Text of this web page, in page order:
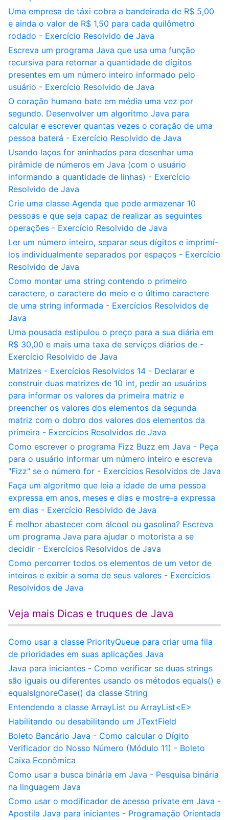
Uma empresa de táxi cobra a bandeirada de R$ 5,00
e ainda o valor de R$ 1,50 para cada quilômetro
rodado - Exercício Resolvido de Java
Escreva um programa Java que usa uma função
recursiva para retornar a quantidade de dígitos
presentes em um número inteiro informado pelo
usuário - Exercício Resolvido de Java
O coração humano bate em média uma vez por
segundo. Desenvolver um algoritmo Java para
calcular e escrever quantas vezes o coração de uma
pessoa baterá - Exercício Resolvido de Java
Usando laços for aninhados para desenhar uma
pirâmide de números em Java (com o usuário
informando a quantidade de linhas) - Exercício
Resolvido de Java
Crie uma classe Agenda que pode armazenar 10
pessoas e que seja capaz de realizar as seguintes
operações - Exercício Resolvido de Java
Ler um número inteiro, separar seus dígitos e imprimí-
los individualmente separados por espaços - Exercício
Resolvido de Java
Como montar uma string contendo o primeiro
caractere, o caractere do meio e o último caractere
de uma string informada - Exercícios Resolvidos de
Java
Uma pousada estipulou o preço para a sua diária em
R$ 30,00 e mais uma taxa de serviços diários de -
Exercício Resolvido de Java
Matrizes - Exercícios Resolvidos 14 - Declarar e
construir duas matrizes de 10 int, pedir ao usuários
para informar os valores da primeira matriz e
preencher os valores dos elementos da segunda
matriz com o dobro dos valores dos elementos da
primeira - Exercícios Resolvidos de Java
Como escrever o programa Fizz Buzz em Java - Peça
para o usuário informar um número inteiro e escreva
"Fizz" se o número for - Exercícios Resolvidos de Java
Faça um algoritmo que leia a idade de uma pessoa
expressa em anos, meses e dias e mostre-a expressa
em dias - Exercício Resolvido de Java
É melhor abastecer com álcool ou gasolina? Escreva
um programa Java para ajudar o motorista a se
decidir - Exercícios Resolvidos de Java
Como percorrer todos os elementos de um vetor de
inteiros e exibir a soma de seus valores - Exercícios
Resolvidos de Java
Veja mais Dicas e truques de Java
Como usar a classe PriorityQueue para criar uma fila
de prioridades em suas aplicações Java
Java para iniciantes - Como verificar se duas strings
são iguais ou diferentes usando os métodos equals() e
equalsIgnoreCase() da classe String
Entendendo a classe ArrayList ou ArrayList<E>
Habilitando ou desabilitando um JTextField
Boleto Bancário Java - Como calcular o Dígito
Verificador do Nosso Número (Módulo 11) - Boleto
Caixa Econômica
Como usar a busca binária em Java - Pesquisa binária
na linguagem Java
Como usar o modificador de acesso private em Java -
Apostila Java para iniciantes - Programação Orientada